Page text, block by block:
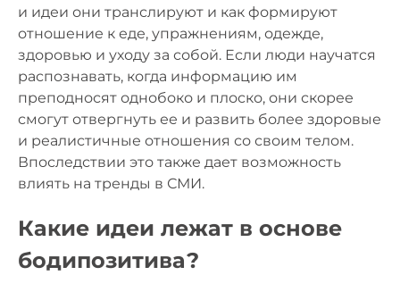
и идеи они транслируют и как формируют
отношение к еде, упражнениям, одежде,
здоровью и уходу за собой. Если люди научатся
распознавать, когда информацию им
преподносят однобоко и плоско, они скорее
смогут отвергнуть ее и развить более здоровые
и реалистичные отношения со своим телом.
Впоследствии это также дает возможность
влиять на тренды в СМИ.
Какие идеи лежат в основе
бодипозитива?